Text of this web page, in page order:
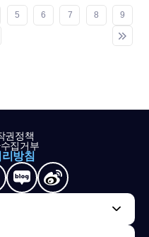
5 6 7 8 9
권정책
집거부
방침